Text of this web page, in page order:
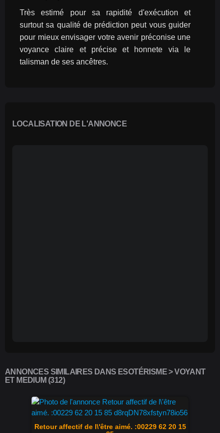
Très estimé pour sa rapidité d'exécution et
surtout sa qualité de prédiction peut vous guider
pour mieux envisager votre avenir préconise une
voyance claire et précise et honnete via le
talisman de ses ancêtres.
LOCALISATION DE L'ANNONCE
ANNONCES SIMILAIRES DANS ESOTÉRISME > VOYANT
ET MEDIUM (312)
Retour affectif de l\'être aimé. :00229 62 20 15